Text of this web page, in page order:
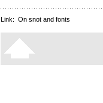
Link: On snot and fonts